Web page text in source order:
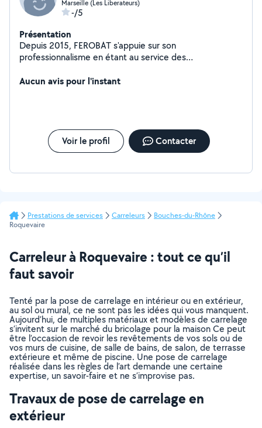
Marseille (Les Liberateurs)
-/5
Présentation
Depuis 2015, FEROBAT s'appuie sur son
professionnalisme en étant au service des
bâtiment Compétente dans les divers métiers de la
Rénovation - Menuiserie intérieure et extérieure -
Zinguerie -Terrassement - Aménagement extérieur -
Plâtrerie Peinture - doublage cloison
Aucun avis pour l'instant
Voir le profil Contacter
Prestations de services Carreleurs
Bouches-du-Rhône
Roquevaire
Carreleur à Roquevaire : tout ce qu’il
faut savoir
Tenté par la pose de carrelage en intérieur ou en extérieur,
au sol ou mural, ce ne sont pas les idées qui vous manquent.
Aujourd’hui, de multiples matériaux et modèles de carrelage
s’invitent sur le marché du bricolage pour la maison Ce peut
être l’occasion de revoir les revêtements de vos sols ou de
vos murs de cuisine, de salle de bains, de salon, de terrasse
extérieure et même de piscine. Une pose de carrelage
réalisée dans les règles de l’art demande une certaine
expertise, un savoir-faire et ne s’improvise pas.
Travaux de pose de carrelage en
extérieur